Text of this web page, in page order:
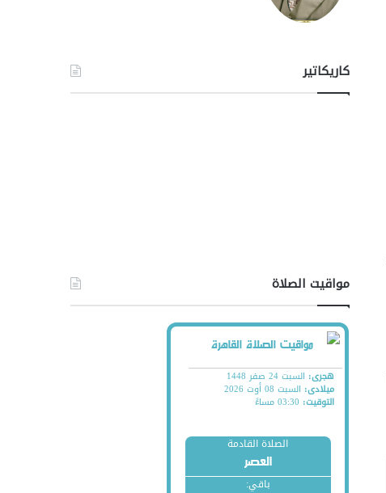
كاريكاتير
مواقيت الصلاة